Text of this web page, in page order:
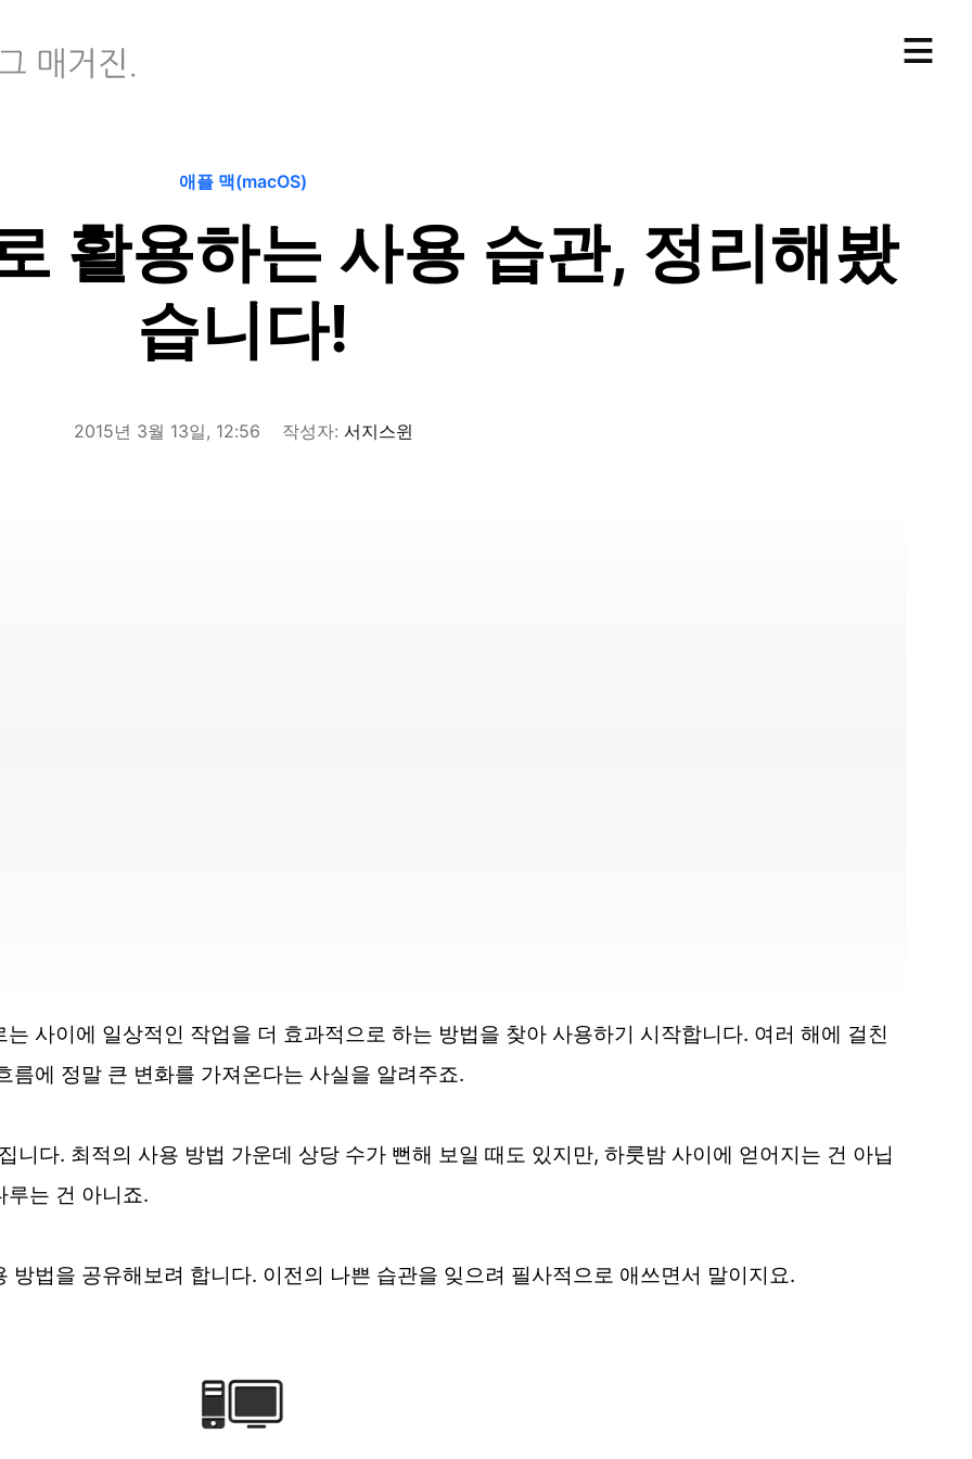
≡
애플 맥(macOS)
활용하는 사용 습관, 정리해봤
습니다!
2015년 3월 13일, 12:56 작성자: 서지스윈
사이에 일상적인 작업을 더 효과적으로 하는 방법을 찾아 사용하기 시작합니다. 여러 해에 걸친
에 정말 큰 변화를 가져온다는 사실을 알려주죠.
니다. 최적의 사용 방법 가운데 상당 수가 뻔해 보일 때도 있지만, 하룻밤 사이에 얻어지는 건 아닙
루는 건 아니죠.
법을 공유해보려 합니다. 이전의 나쁜 습관을 잊으려 필사적으로 애쓰면서 말이지요.